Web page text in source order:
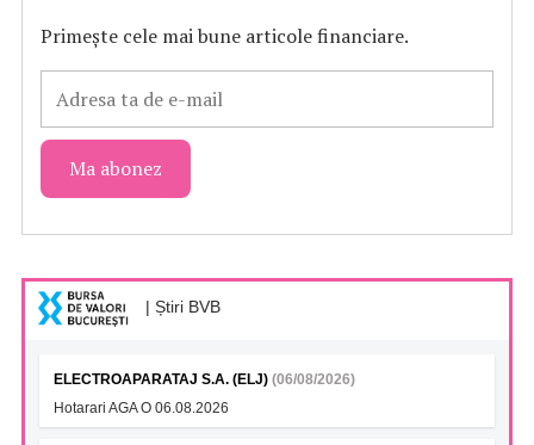
Primește cele mai bune articole financiare.
| Știri BVB
ELECTROAPARATAJ S.A. (ELJ) (06/08/2026)
Hotarari AGA O 06.08.2026